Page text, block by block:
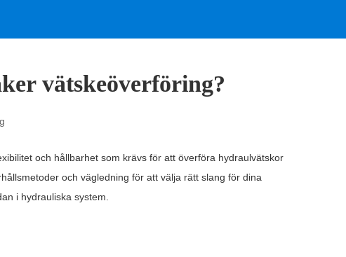
vätskeöverföring?
och hållbarhet som krävs för att överföra hydraulvätskor
och vägledning för att välja rätt slang för dina
i hydrauliska system.